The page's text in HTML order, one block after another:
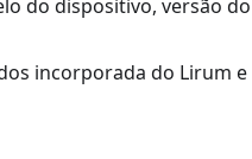
do dispositivo, versão do
incorporada do Lirum e